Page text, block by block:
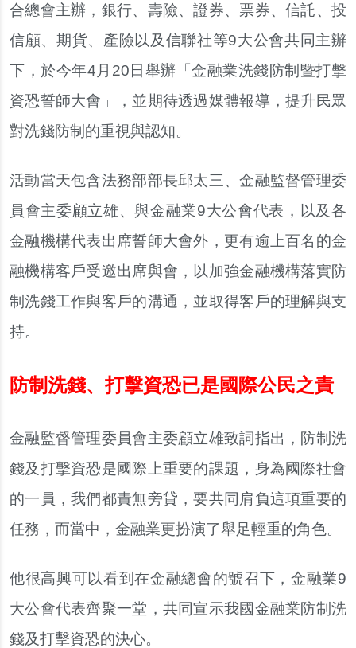
合總會主辦，銀行、壽險、證券、票券、信託、投
信顧、期貨、產險以及信聯社等9大公會共同主辦
下，於今年4月20日舉辦「金融業洗錢防制暨打擊
資恐誓師大會」，並期待透過媒體報導，提升民眾
對洗錢防制的重視與認知。
活動當天包含法務部部長邱太三、金融監督管理委
員會主委顧立雄、與金融業9大公會代表，以及各
金融機構代表出席誓師大會外，更有逾上百名的金
融機構客戶受邀出席與會，以加強金融機構落實防
制洗錢工作與客戶的溝通，並取得客戶的理解與支
持。
防制洗錢、打擊資恐已是國際公民之責
金融監督管理委員會主委顧立雄致詞指出，防制洗
錢及打擊資恐是國際上重要的課題，身為國際社會
的一員，我們都責無旁貸，要共同肩負這項重要的
任務，而當中，金融業更扮演了舉足輕重的角色。
他很高興可以看到在金融總會的號召下，金融業9
大公會代表齊聚一堂，共同宣示我國金融業防制洗
錢及打擊資恐的決心。